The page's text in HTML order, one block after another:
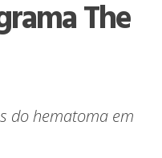
The
do hematoma em